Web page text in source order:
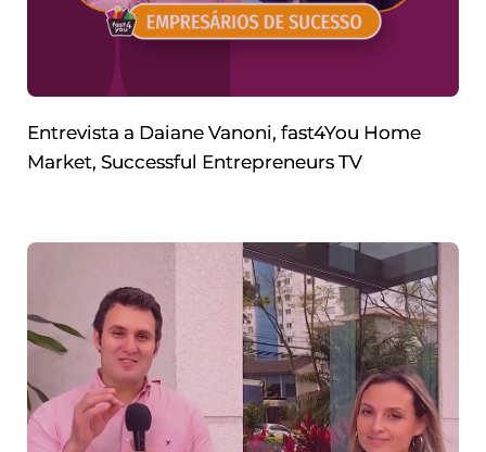
Entrevista a Daiane Vanoni, fast4You Home
Market, Successful Entrepreneurs TV